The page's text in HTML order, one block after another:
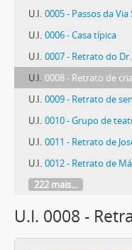
U.I. 0005 - Passos da
U.I. 0006 - Casa típica
U.I. 0007 - Retrato do
U.I. 0008 - Retrato de
U.I. 0009 - Retrato de
U.I. 0010 - Grupo de
U.I. 0011 - Retrato de
U.I. 0012 - Retrato de
222 mais...
U.I. 0008 -